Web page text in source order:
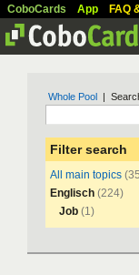
CoboCards App FAQ
Whole Pool |
Filter search
All main topics
Englisch (224)
Job (1)